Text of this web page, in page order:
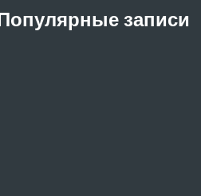
записи